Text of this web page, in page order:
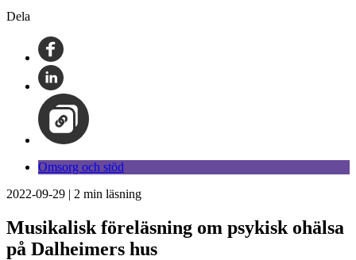
Dela
Omsorg och stöd
2022-09-29 | 2 min läsning
Musikalisk föreläsning om psykisk ohälsa
på Dalheimers hus